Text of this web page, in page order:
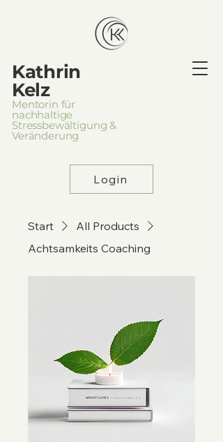
Kathrin
Kelz
Mentorin für
nachhaltige
Stressbewältigung &
Veränderung
Login
Start
All Products
Achtsamkeits Coaching